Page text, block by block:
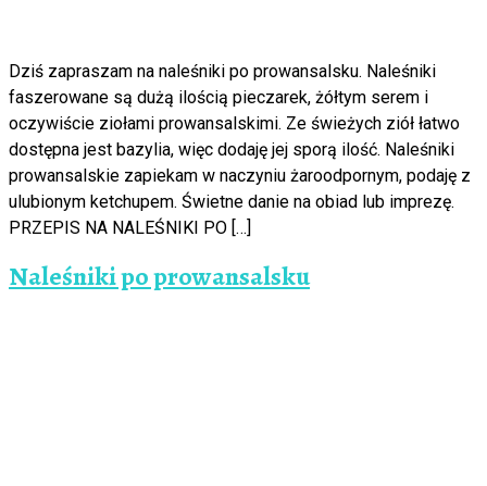
Dziś zapraszam na naleśniki po prowansalsku. Naleśniki
faszerowane są dużą ilością pieczarek, żółtym serem i
oczywiście ziołami prowansalskimi. Ze świeżych ziół łatwo
dostępna jest bazylia, więc dodaję jej sporą ilość. Naleśniki
prowansalskie zapiekam w naczyniu żaroodpornym, podaję z
ulubionym ketchupem. Świetne danie na obiad lub imprezę.
PRZEPIS NA NALEŚNIKI PO […]
Naleśniki po prowansalsku